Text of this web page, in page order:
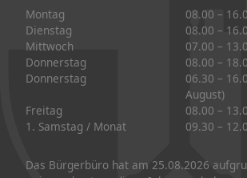
Montag
08.00 –
Dienstag
08.00 –
Mittwoch
07.00 –
Donnerstag
08.00 –
Donnerstag
06.30 –
August)
Freitag
08.00 –
1. Samstag / Monat
09.30 –
Das Bürgerbüro hat am 25.08.2026